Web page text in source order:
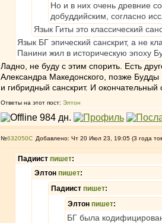
Но и в них очень древние
добуддийским, согласно
Язык Гиты это классический
Язык БГ эпический санскрит, а не
Панини жил в историческую эпоху
Ладно, не буду с этим спорить. Есть
Александра Македонского, позже
и гибридный санскрит. И
Ответы на этот пост: Элтон
№632050 Добавлено: Чт 20 Июл 23, 19:05 (3 года
Падиист пишет:
Элтон пишет:
Падиист пишет:
Элтон пишет:
БГ была